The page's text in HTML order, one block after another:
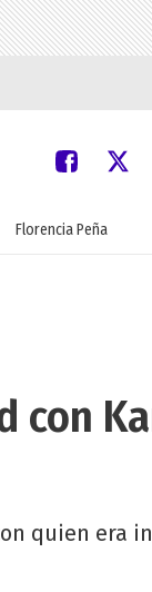
Florencia Peña
con
quien era